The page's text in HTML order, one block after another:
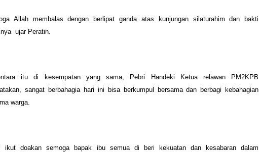
Allah membalas dengan berlipat ganda atas kunjungan silaturahim dan bakti
ujar Peratin.
itu di kesempatan yang sama, Pebri Handeki Ketua relawan PM2KPB
sangat berbahagia hari ini bisa berkumpul bersama dan berbagi kebahagian
warga.
ikut doakan semoga bapak ibu semua di beri kekuatan dan kesabaran dalam